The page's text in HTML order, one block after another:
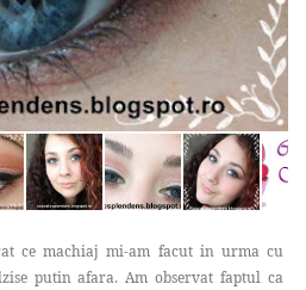
ce machiaj mi-am facut in urma cu
putin afara. Am observat faptul ca